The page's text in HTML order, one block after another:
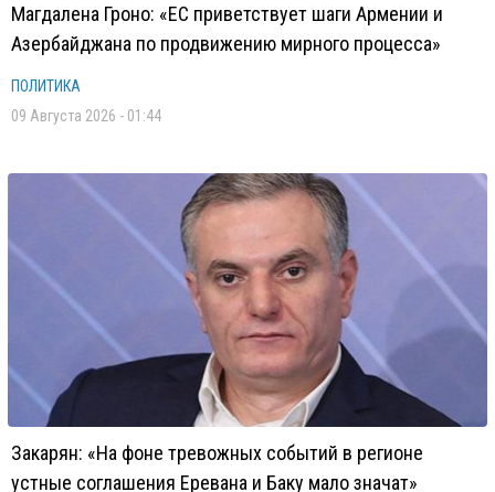
Магдалена Гроно: «ЕС приветствует шаги Армении и
Азербайджана по продвижению мирного процесса»
ПОЛИТИКА
09 Августа 2026 - 01:44
Закарян: «На фоне тревожных событий в регионе
устные соглашения Еревана и Баку мало значат»